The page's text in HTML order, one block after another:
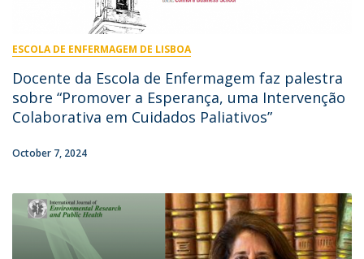
ESCOLA DE ENFERMAGEM DE LISBOA
Docente da Escola de Enfermagem faz palestra
sobre “Promover a Esperança, uma Intervenção
Colaborativa em Cuidados Paliativos”
October 7, 2024